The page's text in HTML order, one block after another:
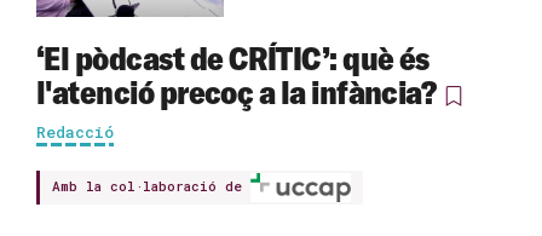
‘El pòdcast de CRÍTIC’: què és
l'atenció precoç a la infància?
Redacció
Amb la col·laboració de